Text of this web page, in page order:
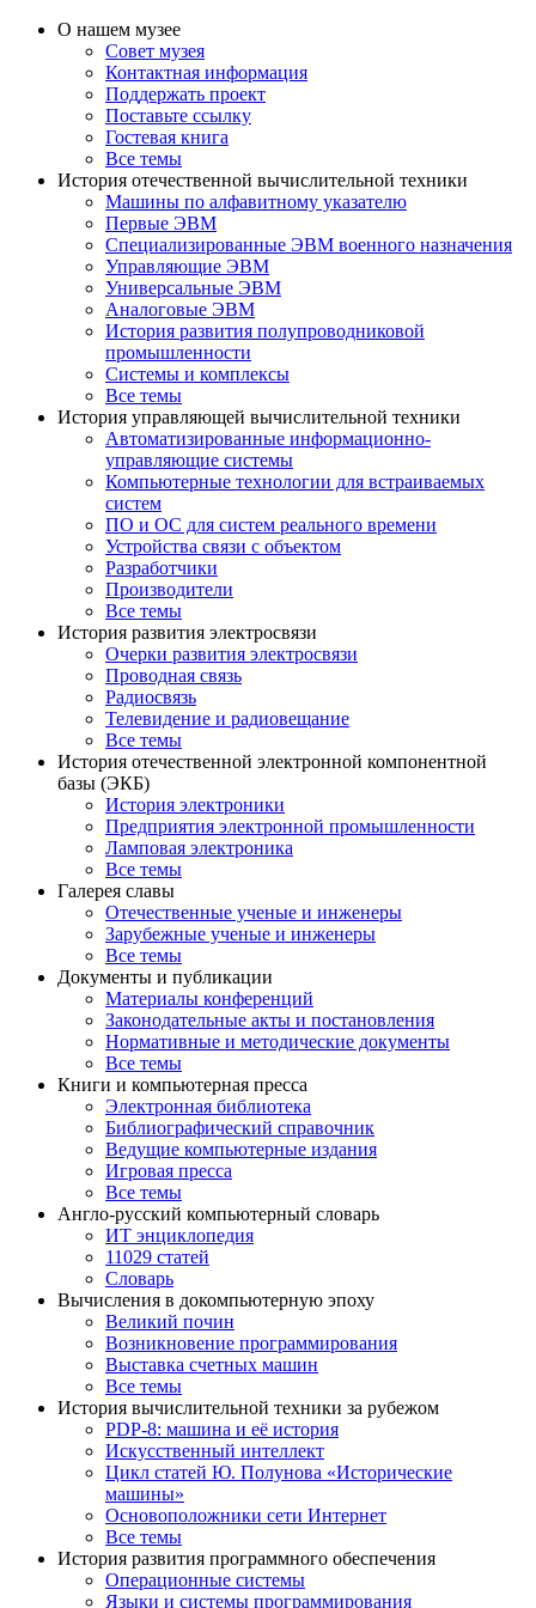
О нашем музее
Совет музея
Контактная информация
Поддержать проект
Поставьте ссылку
Гостевая книга
Все темы
История отечественной вычислительной техники
Машины по алфавитному указателю
Первые ЭВМ
Специализированные ЭВМ военного назначения
Управляющие ЭВМ
Универсальные ЭВМ
Аналоговые ЭВМ
История развития полупроводниковой
промышленности
Системы и комплексы
Все темы
История управляющей вычислительной техники
Автоматизированные информационно-
управляющие системы
Компьютерные технологии для встраиваемых
систем
ПО и ОС для систем реального времени
Устройства связи с объектом
Разработчики
Производители
Все темы
История развития электросвязи
Очерки развития электросвязи
Проводная связь
Радиосвязь
Телевидение и радиовещание
Все темы
История отечественной электронной компонентной
базы (ЭКБ)
История электроники
Предприятия электронной промышленности
Ламповая электроника
Все темы
Галерея славы
Отечественные ученые и инженеры
Зарубежные ученые и инженеры
Все темы
Документы и публикации
Материалы конференций
Законодательные акты и постановления
Нормативные и методические документы
Все темы
Книги и компьютерная пресса
Электронная библиотека
Библиографический справочник
Ведущие компьютерные издания
Игровая пресса
Все темы
Англо-русский компьютерный словарь
ИТ энциклопедия
11029 статей
Словарь
Вычисления в докомпьютерную эпоху
Великий почин
Возникновение программирования
Выставка счетных машин
Все темы
История вычислительной техники за рубежом
PDP-8: машина и её история
Искусственный интеллект
Цикл статей Ю. Полунова «Исторические
машины»
Основоположники сети Интернет
Все темы
История развития программного обеспечения
Операционные системы
Языки и системы программирования